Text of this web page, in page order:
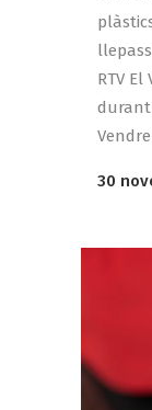
RTV
durant
30